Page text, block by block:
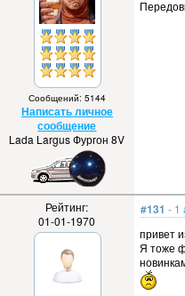
Сообщений: 5144
Написать личное
сообщение
Lada Largus Фургон 8V
Рейтинг:
01-01-1970
#131 - 1
привет
Я тоже